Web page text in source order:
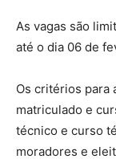
As vagas são
até o dia 06 de
Os critérios para
matriculado e
técnico e curso
moradores e